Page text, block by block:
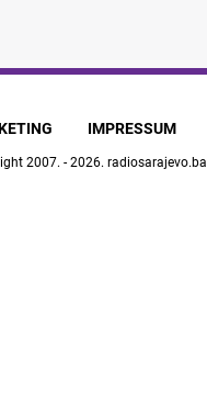
IMPRESSUM
2007. - 2026. radiosarajevo.ba